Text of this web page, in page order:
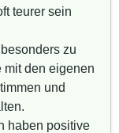
teurer sein
zu
mit den eigenen
und
haben positive